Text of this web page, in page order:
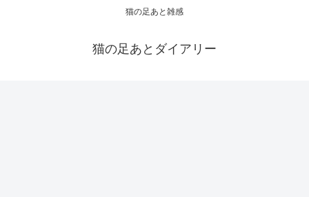
猫の足あと雑感
猫の足あとダイアリー